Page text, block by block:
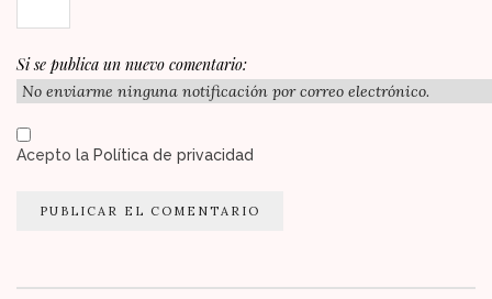
Si se publica un nuevo comentario:
Acepto la Política de privacidad